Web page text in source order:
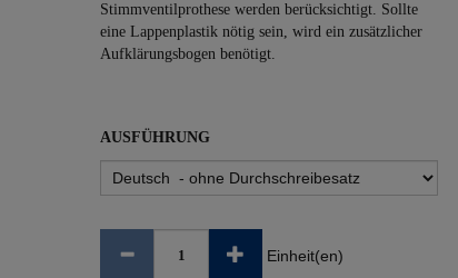
Stimmventilprothese werden berücksichtigt. Sollte
eine Lappenplastik nötig sein, wird ein zusätzlicher
Aufklärungsbogen benötigt.
AUSFÜHRUNG
Einheit(en)